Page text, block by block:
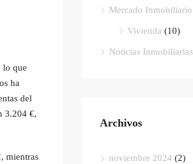
lo que
ha
del
3.204 €,
mientras
Mercado Inmobiliario
Vivienda (10)
Noticias Inmobiliarias
Archivos
noviembre 2024 (2)